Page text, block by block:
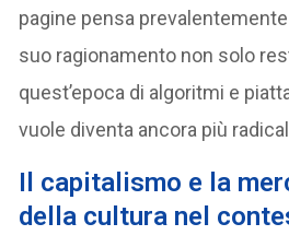
pagine pensa
suo ragionamento non solo
quest’epoca di algoritmi e
vuole diventa ancora più
Il capitalismo e la
della cultura nel